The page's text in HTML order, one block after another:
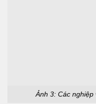
Ảnh 3: Các